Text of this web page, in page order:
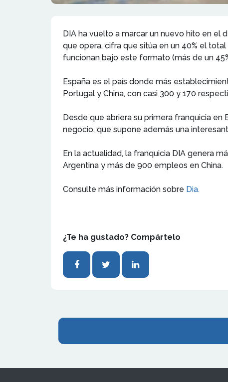
DIA ha vuelto a marcar un nuevo hito en el
que opera, cifra que sitúa en un 40% el
funcionan bajo este formato (más de un
España es el país donde más
Portugal y China, con casi 300 y 170
Desde que abriera su primera franquicia
negocio, que supone además una
En la actualidad, la franquicia DIA genera
Argentina y más de 900 empleos en China.
Consulte más información sobre Dia.
¿Te ha gustado? Compártelo